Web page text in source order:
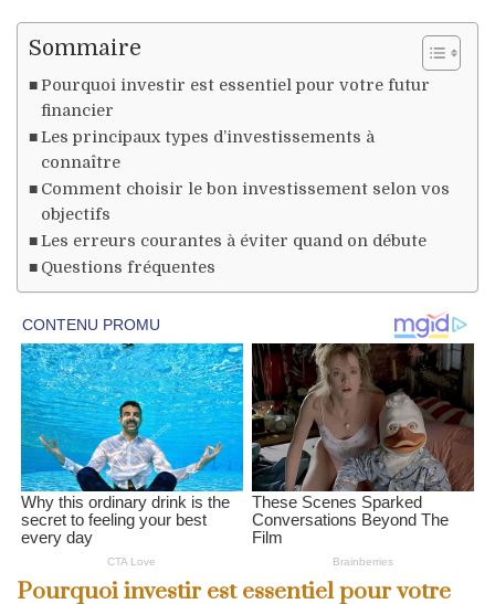
Sommaire
Pourquoi investir est essentiel pour votre futur
financier
Les principaux types d’investissements à
connaître
Comment choisir le bon investissement selon vos
objectifs
Les erreurs courantes à éviter quand on débute
Questions fréquentes
Pourquoi investir est essentiel pour votre